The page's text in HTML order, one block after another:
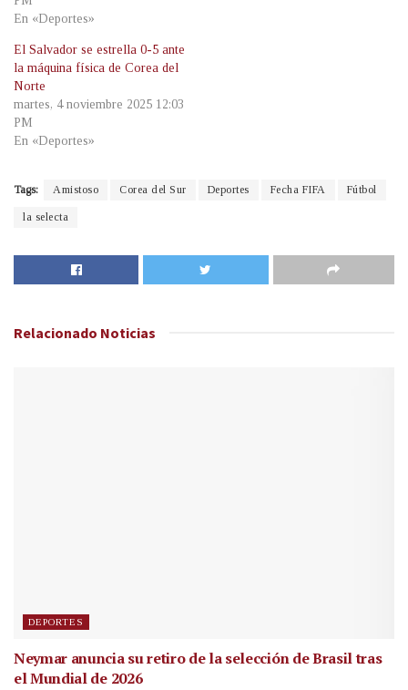
En «Deportes»
El Salvador se estrella 0-5 ante
la máquina física de Corea del
Norte
martes, 4 noviembre 2025 12:03
PM
En «Deportes»
Tags: Amistoso Corea del Sur Deportes Fecha FIFA Fútbol
la selecta
Relacionado Noticias
DEPORTES
Neymar anuncia su retiro de la selección de Brasil tras
el Mundial de 2026